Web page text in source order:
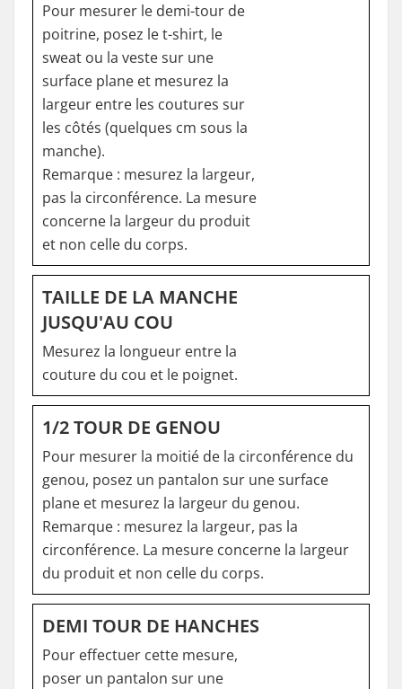
Pour mesurer le demi-tour de
poitrine, posez le t-shirt, le
sweat ou la veste sur une
surface plane et mesurez la
largeur entre les coutures sur
les côtés (quelques cm sous la
manche).
Remarque : mesurez la largeur,
pas la circonférence. La mesure
concerne la largeur du produit
et non celle du corps.
TAILLE DE LA MANCHE
JUSQU'AU COU
Mesurez la longueur entre la
couture du cou et le poignet.
1/2 TOUR DE GENOU
Pour mesurer la moitié de la circonférence du
genou, posez un pantalon sur une surface
plane et mesurez la largeur du genou.
Remarque : mesurez la largeur, pas la
circonférence. La mesure concerne la largeur
du produit et non celle du corps.
DEMI TOUR DE HANCHES
Pour effectuer cette mesure,
poser un pantalon sur une